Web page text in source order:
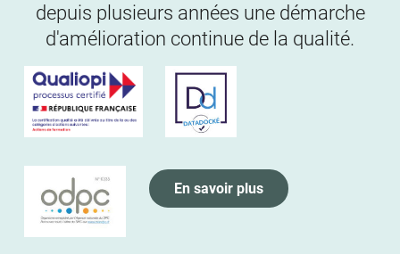
depuis plusieurs années une démarche
d'amélioration continue de la qualité.
En savoir plus